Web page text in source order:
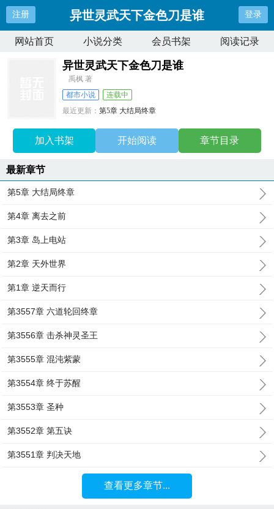
注册 异世灵武天下金色刀是谁 登录
网站首页 小说分类 会员书架 阅读记录
异世灵武天下金色刀是谁
禹枫 著
都市小说
连载中
最近更新：第5章 大结局终章
加入书架 开始阅读 章节目录
最新章节
第5章 大结局终章
第4章 离去之前
第3章 岛上电站
第2章 天外世界
第1章 逆天而行
第3557章 六道轮回终章
第3556章 击杀神灵圣王
第3555章 混沌紫蒙
第3554章 终于苏醒
第3553章 圣种
第3552章 第五诀
第3551章 判决天地
查看更多章节...